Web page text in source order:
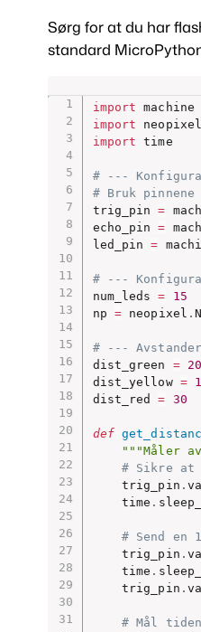
Sørg for at du har
standard
import
import
import time
# ---
# Bruk
trig_pin =
echo_pin =
led_pin =
# ---
num_leds =
15
np = neopixel .
# ---
dist_green =
dist_yellow =
dist_red = 30
def
"""Måler
# Sikre at
    trig_pin
.
    time
.
# Send en
    trig_pin
.
    time
.
    trig_pin
.
# Mål